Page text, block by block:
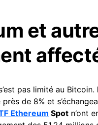
et
pas limité au Bitcoin.
de 8% et
Ethereum Spot n’ont